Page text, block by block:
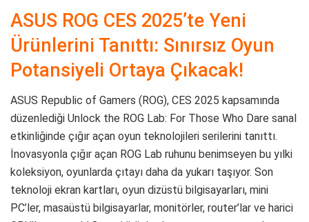
ASUS ROG CES 2025’te Yeni
Ürünlerini Tanıttı: Sınırsız Oyun
Potansiyeli Ortaya Çıkacak!
ASUS Republic of Gamers (ROG), CES 2025 kapsamında
düzenlediği Unlock the ROG Lab: For Those Who Dare sanal
etkinliğinde çığır açan oyun teknolojileri serilerini tanıttı.
İnovasyonla çığır açan ROG Lab ruhunu benimseyen bu yılki
koleksiyon, oyunlarda çıtayı daha da yukarı taşıyor. Son
teknoloji ekran kartları, oyun dizüstü bilgisayarları, mini
PC’ler, masaüstü bilgisayarlar, monitörler, router’lar ve harici